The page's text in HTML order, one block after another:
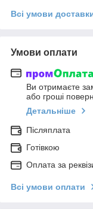
Всі умови
Умови оплати
Ви отримаєте
або гроші
Детальніше
Післяплата
Готівкою
Оплата за
Всі умови оплати